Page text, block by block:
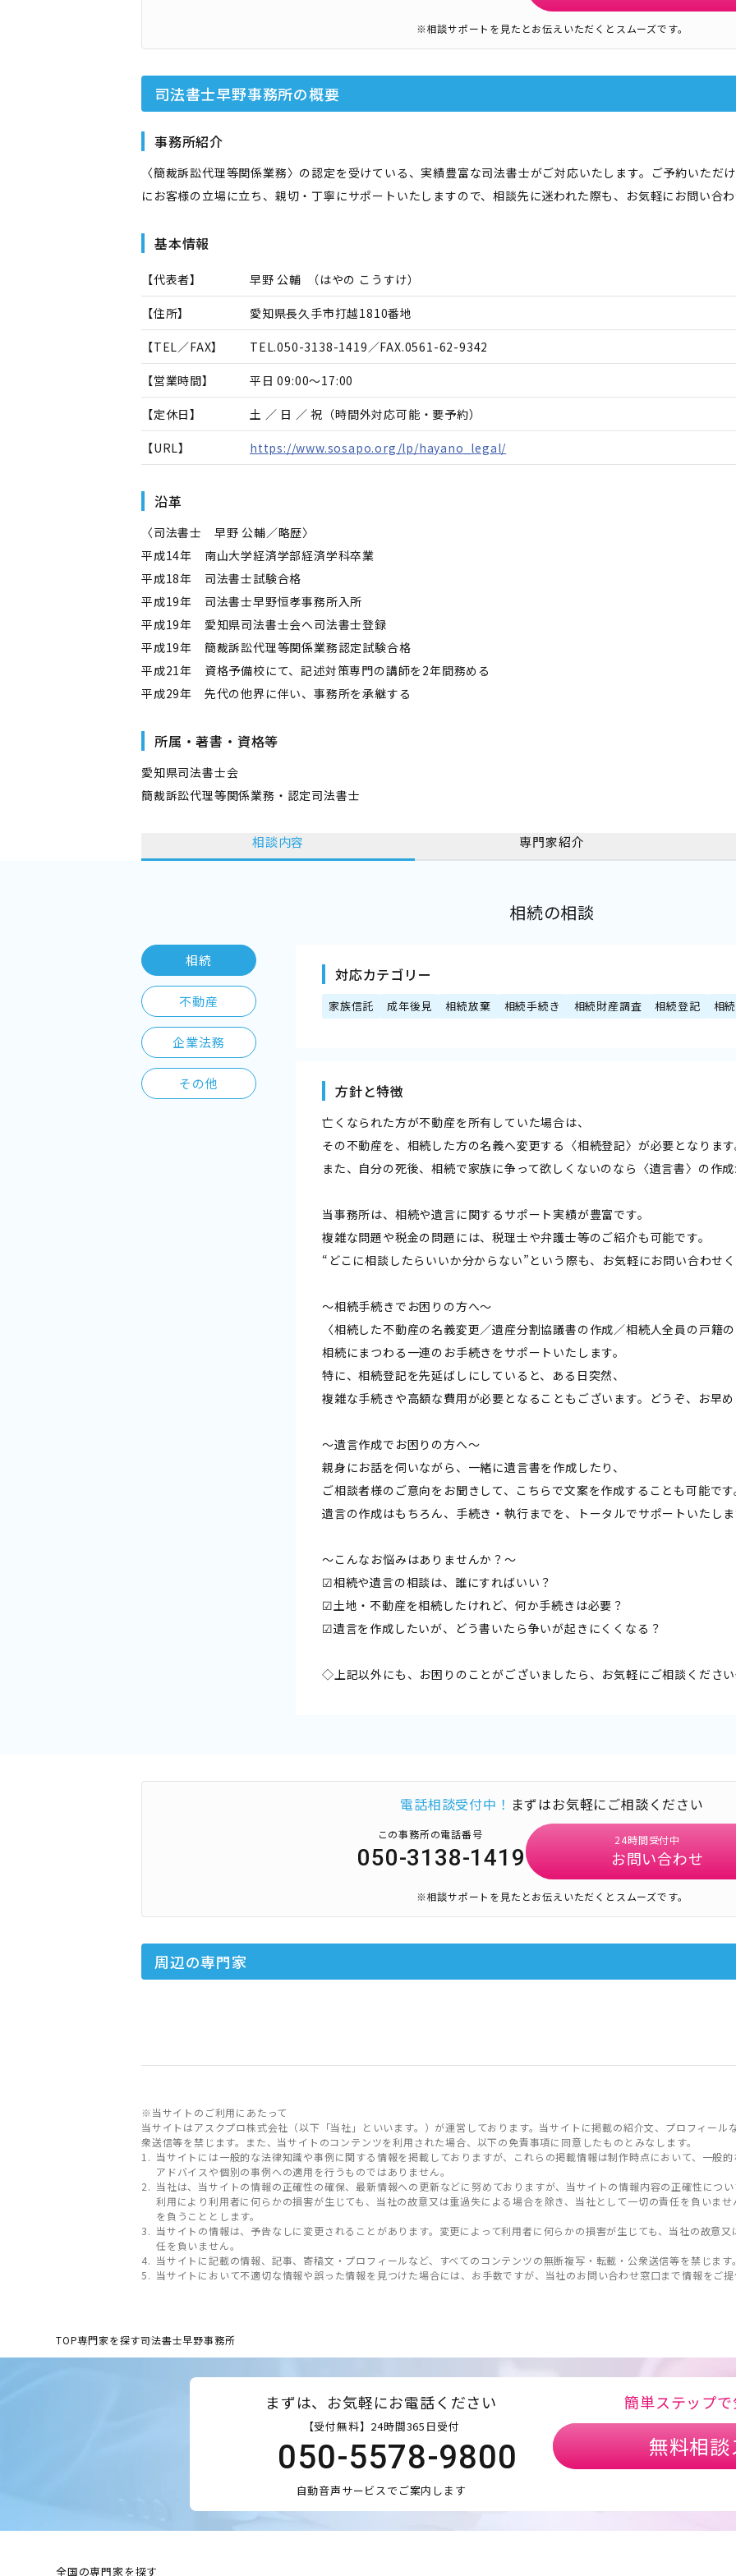
※相談サポートを見たとお伝えいただくとスムーズです。
司法書士早野事務所の概要
事務所紹介
〈簡裁訴訟代理等関係業務〉の認定を受けている、実績豊富な司法書士がご対応いたします。ご予約いただ
にお客様の立場に立ち、親切・丁寧にサポートいたしますので、相談先に迷われた際も、お気軽にお問い合わ
基本情報
【代表者】 早野 公輔 （はやの こうすけ）
【住所】 愛知県長久手市打越1810番地
【TEL／FAX】 TEL.050-3138-1419 ／FAX.0561-62-9342
【営業時間】 平日 09:00～17:00
【定休日】 土 ／ 日 ／ 祝（時間外対応可能・要予約）
【URL】 https://www.sosapo.org/lp/hayano_legal/
沿革
〈司法書士 早野 公輔／略歴〉
平成14年 南山大学経済学部経済学科卒業
平成18年 司法書士試験合格
平成19年 司法書士早野恒孝事務所入所
平成19年 愛知県司法書士会へ司法書士登録
平成19年 簡裁訴訟代理等関係業務認定試験合格
平成21年 資格予備校にて、記述対策専門の講師を2年間務める
平成29年 先代の他界に伴い、事務所を承継する
所属・著書・資格等
愛知県司法書士会
簡裁訴訟代理等関係業務・認定司法書士
相談内容 専門家紹介
相続の相談
相続
不動産
企業法務
その他
対応カテゴリー
家族信託 成年後見 相続放棄 相続手続き 相続財産調査 相続登記 相
方針と特徴
亡くなられた方が不動産を所有していた場合は、
その不動産を、相続した方の名義へ変更する〈相続登記〉が必要となります
また、自分の死後、相続で家族に争って欲しくないのなら〈遺言書〉の作成
当事務所は、相続や遺言に関するサポート実績が豊富です。
複雑な問題や税金の問題には、税理士や弁護士等のご紹介も可能です。
“どこに相談したらいいか分からない”という際も、お気軽にお問い合わせく
〜相続手続きでお困りの方へ〜
〈相続した不動産の名義変更／遺産分割協議書の作成／相続人全員の戸籍の
相続にまつわる一連のお手続きをサポートいたします。
特に、相続登記を先延ばしにしていると、ある日突然、
複雑な手続きや高額な費用が必要となることもございます。どうぞ、お早め
〜遺言作成でお困りの方へ〜
親身にお話を伺いながら、一緒に遺言書を作成したり、
ご相談者様のご意向をお聞きして、こちらで文案を作成することも可能です
遺言の作成はもちろん、手続き・執行までを、トータルでサポートいたしま
〜こんなお悩みはありませんか？〜
☑相続や遺言の相談は、誰にすればいい？
☑土地・不動産を相続したけれど、何か手続きは必要？
☑遺言を作成したいが、どう書いたら争いが起きにくくなる？
◇上記以外にも、お困りのことがございましたら、お気軽にご相談くださ
電話相談受付中！ まずはお気軽にご相談ください
この事務所の電話番号
050-3138-1419
24時間受付中
お問い合わせ
※相談サポートを見たとお伝えいただくとスムーズです。
周辺の専門家
※当サイトのご利用にあたって
当サイトはアスクプロ株式会社（以下「当社」といいます。）が運営しております。当サイトに掲載の紹介文、プロフィール
衆送信等を禁じます。また、当サイトのコンテンツを利用された場合、以下の免責事項に同意したものとみなします。
当サイトには一般的な法律知識や事例に関する情報を掲載しておりますが、これらの掲載情報は制作時点において、一般
アドバイスや個別の事例への適用を行うものではありません。
当社は、当サイトの情報の正確性の確保、最新情報への更新などに努めておりますが、当サイトの情報内容の正確性につ
利用により利用者に何らかの損害が生じても、当社の故意又は重過失による場合を除き、当社として一切の責任を負いま
を負うこととします。
当サイトの情報は、予告なしに変更されることがあります。変更によって利用者に何らかの損害が生じても、当社の故意
任を負いません。
当サイトに記載の情報、記事、寄稿文・プロフィールなど、すべてのコンテンツの無断複写・転載・公衆送信等を禁じます。
当サイトにおいて不適切な情報や誤った情報を見つけた場合には、お手数ですが、当社のお問い合わせ窓口まで情報をご提
TOP専門家を探す司法書士早野事務所
まずは、お気軽にお電話ください
【受付無料】24時間365日受付
050-5578-9800
自動音声サービスでご案内します
簡単ステップ
無料相
全国の専門家を探す